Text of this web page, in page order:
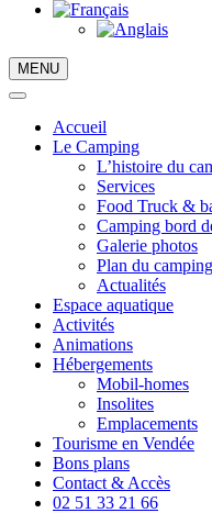
MENU
Accueil
Le Camping
L’histoire du
Services
Food Truck &
Camping bord
Galerie photos
Plan du camping
Actualités
Espace aquatique
Activités
Animations
Hébergements
Mobil-homes
Insolites
Emplacements
Tourisme en Vendée
Bons plans
Contact & Accès
02 51 33 21 66